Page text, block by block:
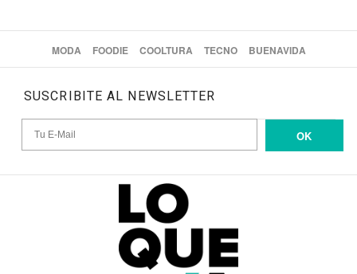
MODA FOODIE COOLTURA TECNO BUENAVIDA
SUSCRIBITE AL NEWSLETTER
OK